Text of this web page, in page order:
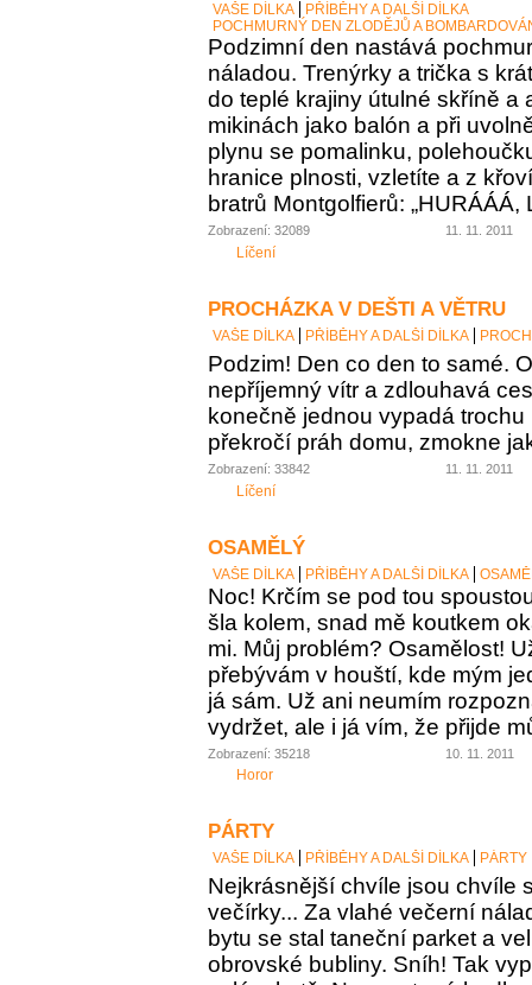
VAŠE DÍLKA
PŘÍBĚHY A DALŠÍ DÍLKA
POCHMURNÝ DEN ZLODĚJŮ A
Podzimní den nastává
náladou. Trenýrky a trička s
do teplé krajiny útulné skříně a
mikinách jako balón a při
plynu se pomalinku,
hranice plnosti, vzletíte a z
bratrů Montgolfierů: „HURÁÁÁ,
Zobrazení: 32089 11. 11. 2011
Líčení
PROCHÁZKA V DEŠTI A VĚTRU
VAŠE DÍLKA PŘÍBĚHY A DALŠÍ DÍLKA
Podzim! Den co den to samé.
nepříjemný vítr a zdlouhavá
konečně jednou vypadá
překročí práh domu, zmokne
Zobrazení: 33842 11. 11. 2011
Líčení
OSAMĚLÝ
VAŠE DÍLKA PŘÍBĚHY A DALŠÍ DÍLKA
Noc! Krčím se pod tou
šla kolem, snad mě koutkem
mi. Můj problém? Osamělost!
přebývám v houští, kde mým
já sám. Už ani neumím
vydržet, ale i já vím, že přijde
Zobrazení: 35218 10. 11. 2011
Horor
PÁRTY
VAŠE DÍLKA PŘÍBĚHY A DALŠÍ DÍLKA PÁRTY
Nejkrásnější chvíle jsou chvíle
večírky... Za vlahé večerní
bytu se stal taneční parket a
obrovské bubliny. Sníh! Tak